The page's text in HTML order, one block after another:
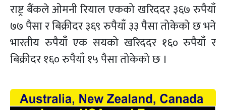
राष्ट्र बैंकले ओमनी रियाल एकको खरिददर ३६७ रुपैयाँ
७७ पैसा र बिक्रीदर ३६९ रुपैयाँ ३३ पैसा तोकेको छ भने
भारतीय रुपैयाँ एक सयको खरिददर १६० रुपैयाँ र
बिक्रीदर १६० रुपैयाँ १५ पैसा तोकेको छ ।